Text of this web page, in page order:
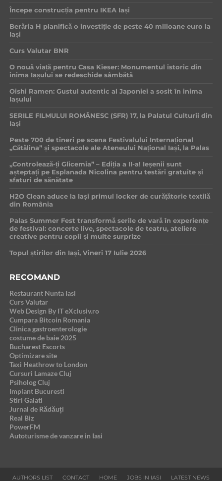
Începe construcția pentru IKEA Iași
Berăria H planifică o investiție de peste 40 milioane euro la
Iași
Curs Valutar BNR
O nouă viață pentru Casa Kieser: Monumentul istoric din
inima Iașului se redeschide sâmbătă
Oishi Ramen: Gustul autentic al Japoniei a sosit în inima
Iașului
SERILE FILMULUI ROMÂNESC (SFR) 17, la Palatul Culturii din
Iași
Peste 700 de tineri pe scena Festivalului Internațional
„Cătălina” și spectacole ale Ateneului Național Iași, la Palas
„Controlează-ți Glicemia” – Ediția a II-a! Ieșenii sunt
așteptați pe Esplanada Nicolina pentru testări gratuite și
sfaturi de sănătate
H2O Clean aduce la Iași primul locker de curățătorie textilă
din România
Palas Summer Fest transformă serile de vară în experiențe
de festival: concerte live, spectacole de teatru, ateliere
creative pentru copii și multe surprize
Topul știrilor din Iași, Vineri 17 Iulie 2026
RECOMAND
Restaurant Nunta Iasi
Curs Valutar
Web Design By IT eXclusiv.ro
Cumpara Bitcoin Romania
Clinica gastroenterologie
costume de baie 2025
Bucharest Escorts
Optimizare site
Taxi Heathrow to London
Cursuri Lamaze Cluj
Psiholog Cluj
Implant Bucuresti
Stiri Galati
Jurnal de Rădăuți
Real Biz
PowerFM
Autoturisme de vanzare in Iasi
AUTHORS LIST CONTACT HOME JOBS IN IASI LATEST NEWS